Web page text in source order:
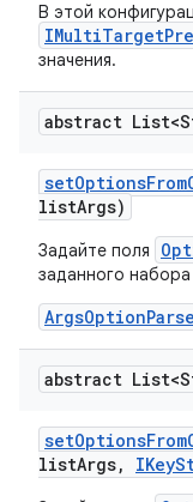
В этой
значения.
abstract
setOptionsFrom
listArgs)
Задайте поля
заданного
abstract
setOptionsFrom
listArgs, IKey